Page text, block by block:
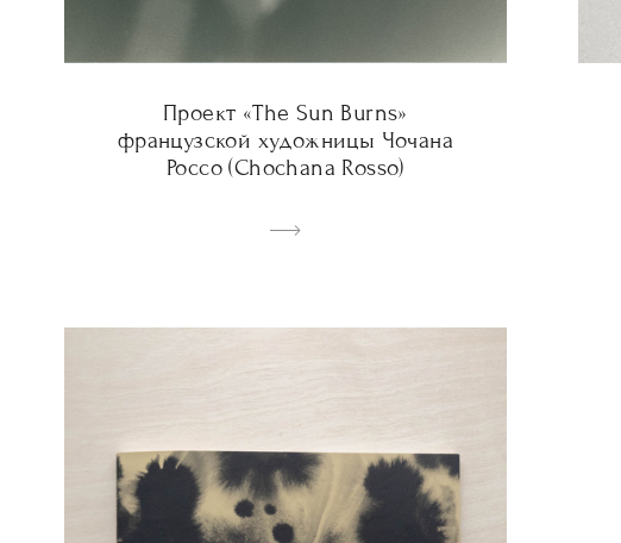
Проект «The Sun Burns»
французской художницы Чочана
Россо (Chochana Rosso)